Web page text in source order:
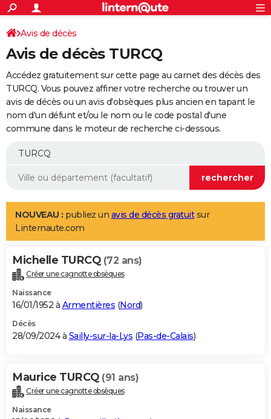
ACTUALITÉS
Politique
Société
Faits Divers
Education
Monde
Villes
+
SPORT
Coupe du monde 2026
Football
Tennis
Cyclisme
Rugby
Forum
Programme TV
TNT
Streaming
Cinéma
Sorties cinéma
Musique
+
FINANCE
Retraite
Epargne
Immobilier
Risques naturels par ville
Banque
Assurance
AUTO
Essais
Réserver un essai
Citadines
Berlines
SUV
Forum auto
+
Mobiles
Meilleur smartphone
Internet
Ordinateurs
Jeux vidéo
Guide high-tech
Aménagement intérieur
LIFESTYLE
Art de vivre
Bien-être
Loisirs
Mode
Modes de vie
Alimentation
Guide de la santé
Maladies
Médicaments
Sommeil
VOYAGE
Destinations
City break
Voyage nature
Voyage de noces
Forum
Climat
+PHOTO
GUIDES D'ACHAT
BONS PLANS
Carte de Noël
Carte Bonne année
Carte Saint-Valentin
Carte Pâques
Carte d'anniversaire
DICTIONNAIRE
Dictionnaire
Biographies
Citations
Expressions
Proverbes
PROGRAMME TV
Avis de décès
Avis de décès TURCQ
Accédez gratuitement sur cette page au carnet des décès des
TURCQ. Vous pouvez affiner votre recherche ou trouver un
avis de décès ou un avis d'obsèques plus ancien en tapant le
nom d'un défunt et/ou le nom ou le code postal d'une
commune dans le moteur de recherche ci-dessous.
NOUVEAU : publiez un avis de décès gratuitsur
Linternaute.com
Michelle TURCQ (72 ans)
Créer une cagnotte obsèques
Naissance
16/01/1952 à Armentières (Nord)
Décès
28/09/2024 à Sailly-sur-la-Lys (Pas-de-Calais)
Maurice TURCQ (91 ans)
Créer une cagnotte obsèques
Naissance